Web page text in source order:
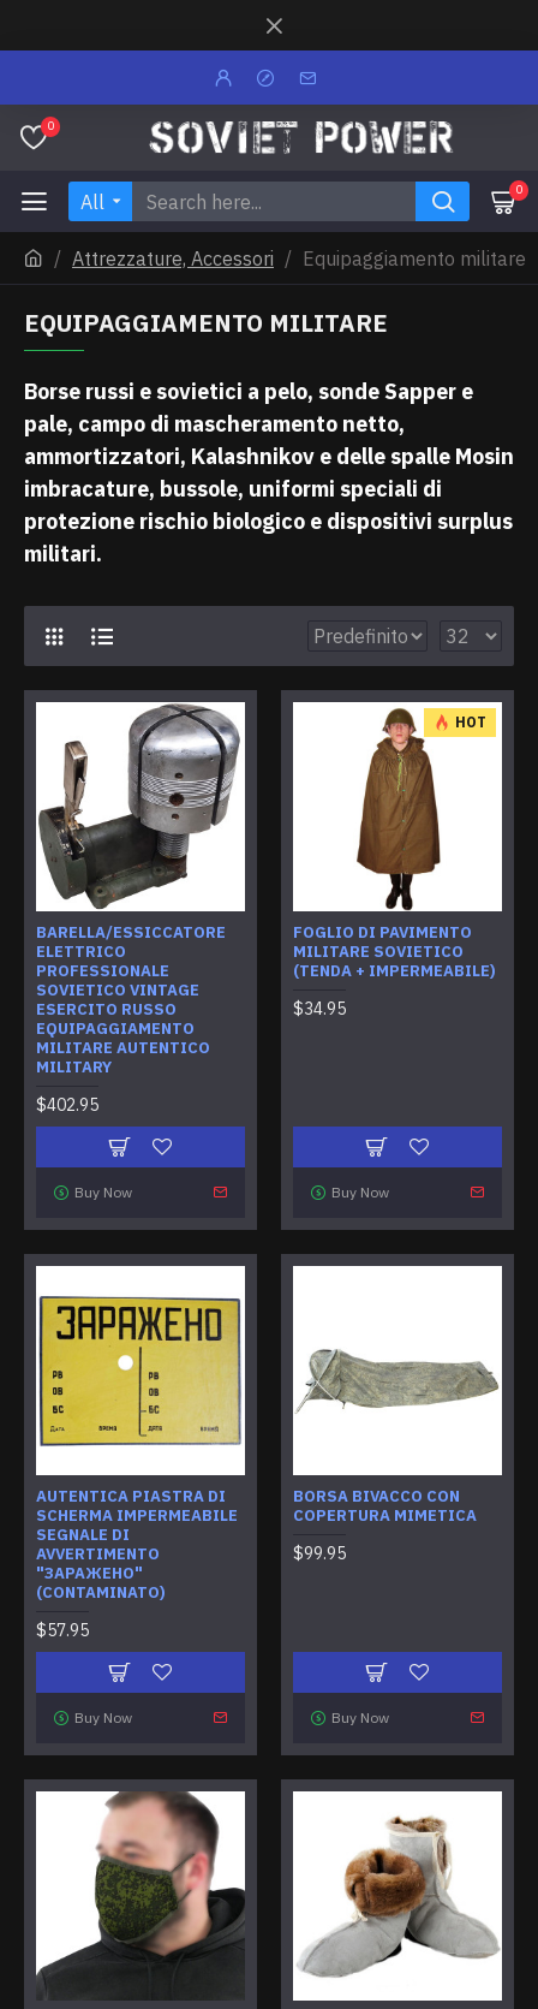
0
All 0
Attrezzature, Accessori Equipaggiamento militare
EQUIPAGGIAMENTO MILITARE
Borse russi e sovietici a pelo, sonde Sapper e
pale, campo di mascheramento netto,
ammortizzatori, Kalashnikov e delle spalle Mosin
imbracature, bussole, uniformi speciali di
protezione rischio biologico e dispositivi surplus
militari.
BARELLA/ESSICCATORE
ELETTRICO
PROFESSIONALE
SOVIETICO VINTAGE
ESERCITO RUSSO
EQUIPAGGIAMENTO
MILITARE AUTENTICO
MILITARY
$402.95
Buy Now
HOT
FOGLIO DI PAVIMENTO
MILITARE SOVIETICO
(TENDA + IMPERMEABILE)
$34.95
Buy Now
AUTENTICA PIASTRA DI
SCHERMA IMPERMEABILE
SEGNALE DI
AVVERTIMENTO
"ЗАРАЖЕНО"
(CONTAMINATO)
$57.95
Buy Now
BORSA BIVACCO CON
COPERTURA MIMETICA
$99.95
Buy Now